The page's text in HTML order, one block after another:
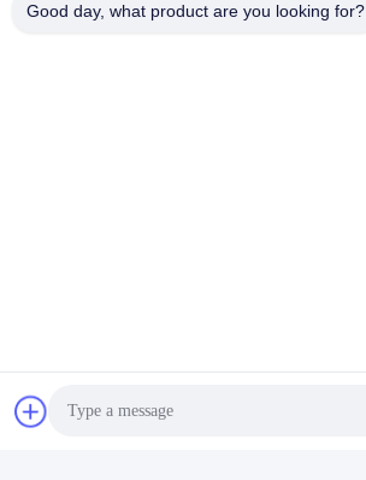
Good day, what product are you looking for?